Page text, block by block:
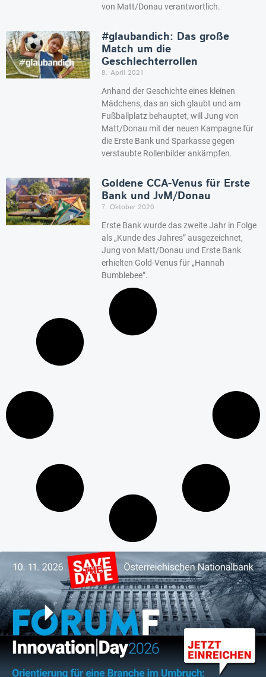
von Matt/Donau verantwortlich.
#glaubandich: Das große
Match um die
Geschlechterrollen
8. April 2021
Anhand der Geschichte eines kleinen
Mädchens, das an sich glaubt und am
Fußballplatz behauptet, will Jung von
Matt/Donau mit der neuen Kampagne für
die Erste Bank und Sparkasse gegen
verstaubte Rollenbilder ankämpfen.
Goldene CCA-Venus für Erste
Bank und JvM/Donau
7. Oktober 2020
Erste Bank wurde das zweite Jahr in Folge
als „Kunde des Jahres” ausgezeichnet,
Jung von Matt/Donau und Erste Bank
erhielten Gold-Venus für „Hannah
Bumblebee”.